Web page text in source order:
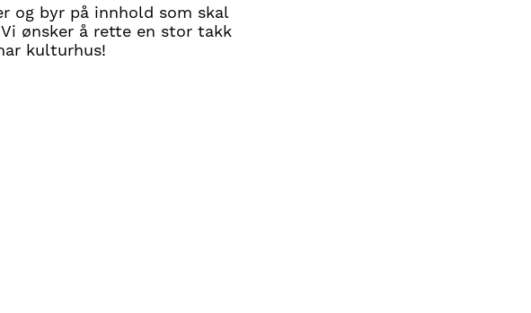
og byr på innhold som skal
ønsker å rette en stor takk
kulturhus!